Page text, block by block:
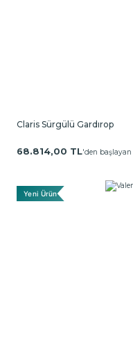
Claris Sürgülü Gardırop
68.814,00 TL'den
Yeni Ürün